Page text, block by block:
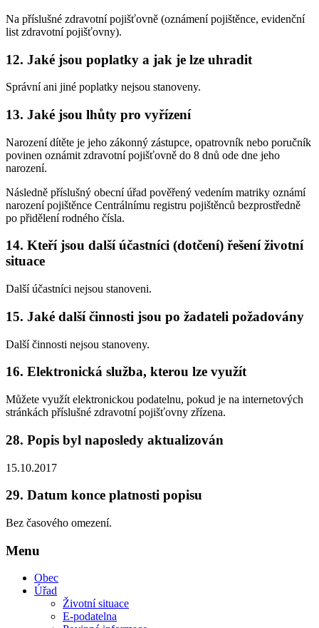
Na příslušné zdravotní pojišťovně (oznámení pojištěnce, evidenční
list zdravotní pojišťovny).
12. Jaké jsou poplatky a jak je lze uhradit
Správní ani jiné poplatky nejsou stanoveny.
13. Jaké jsou lhůty pro vyřízení
Narození dítěte je jeho zákonný zástupce, opatrovník nebo poručník
povinen oznámit zdravotní pojišťovně do 8 dnů ode dne jeho
narození.
Následně příslušný obecní úřad pověřený vedením matriky oznámí
narození pojištěnce Centrálnímu registru pojištěnců bezprostředně
po přidělení rodného čísla.
14. Kteří jsou další účastníci (dotčení) řešení životní
situace
Další účastníci nejsou stanoveni.
15. Jaké další činnosti jsou po žadateli požadovány
Další činnosti nejsou stanoveny.
16. Elektronická služba, kterou lze využít
Můžete využít elektronickou podatelnu, pokud je na internetových
stránkách příslušné zdravotní pojišťovny zřízena.
28. Popis byl naposledy aktualizován
15.10.2017
29. Datum konce platnosti popisu
Bez časového omezení.
Menu
Obec
Úřad
Životní situace
E-podatelna